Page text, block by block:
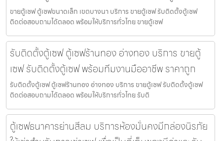
ขายตู้เซฟ ตู้เซฟขนาดเล็ก เขตบางนา บริการ ขายตู้เซฟ รับติดตั้งตู้เซฟ
ติดต่อสอบถามได้ตลอด พร้อมให้บริการทั่วไทย ขายตู้เซฟ
รับติดตั้งตู้เซฟ ตู้เซฟร้านทอง อ่างทอง บริการ ขายตู้
เซฟ รับติดตั้งตู้เซฟ พร้อมทีมงานมืออาชีพ ราคาถูก
รับติดตั้งตู้เซฟ ตู้เซฟร้านทอง อ่างทอง บริการ ขายตู้เซฟ รับติดตั้งตู้เซฟ
ติดต่อสอบถามได้ตลอด พร้อมให้บริการทั่วไทย รับติ
ตู้เซฟธนาคารย่านสีลม บริการห้องมั่นคงมีกล่องนิรภัย